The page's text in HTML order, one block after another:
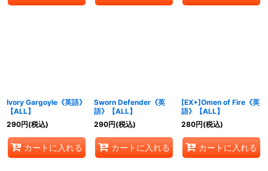
Ivory Gargoyle《英語》
【ALL】
290円(税込)
カートに入れる
Sworn Defender《英
語》【ALL】
290円(税込)
カートに入れる
[EX+]Omen of Fire《英
語》【ALL】
280円(税込)
カートに入れる